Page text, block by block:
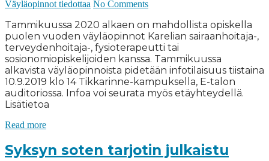
Väyläopinnot tiedottaa No Comments
Tammikuussa 2020 alkaen on mahdollista opiskella
puolen vuoden väyläopinnot Karelian sairaanhoitaja-,
terveydenhoitaja-, fysioterapeutti tai
sosionomiopiskelijoiden kanssa. Tammikuussa
alkavista väyläopinnoista pidetään infotilaisuus tiistaina
10.9.2019 klo 14 Tikkarinne-kampuksella, E-talon
auditoriossa. Infoa voi seurata myös etäyhteydellä.
Lisätietoa
Read more
Syksyn soten tarjotin julkaistu